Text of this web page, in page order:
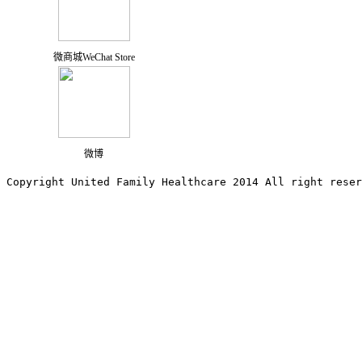
微商城WeChat Store
微博
Copyright United Family Healthcare 2014 All right